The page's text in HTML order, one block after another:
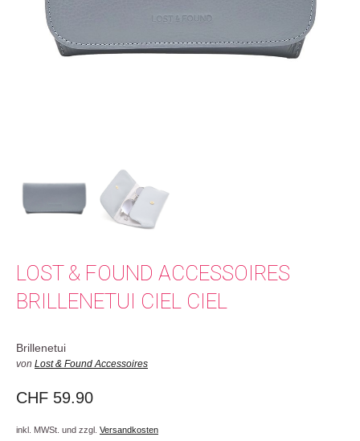
LOST & FOUND ACCESSOIRES
BRILLENETUI CIEL CIEL
Brillenetui
von Lost & Found Accessoires
CHF 59.90
inkl. MWSt. und zzgl. Versandkosten